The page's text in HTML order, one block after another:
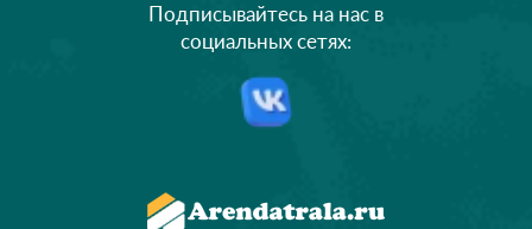
Подписывайтесь на нас в
социальных сетях: